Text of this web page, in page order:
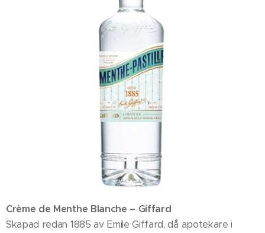
Crème de Menthe Blanche – Giffard
Skapad redan 1885 av Emile Giffard, då apotekare i